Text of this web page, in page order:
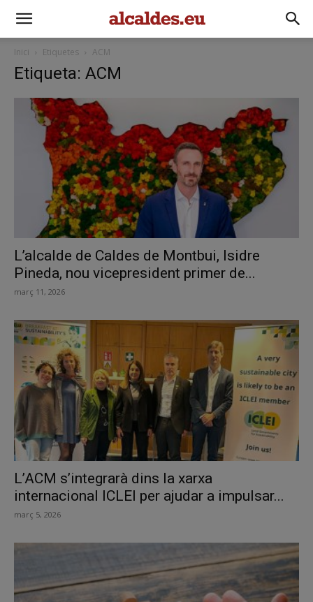
Inici Etiquetes ACM
Etiqueta: ACM
L’alcalde de Caldes de Montbui, Isidre
Pineda, nou vicepresident primer de...
març 11, 2026
L’ACM s’integrarà dins la xarxa
internacional ICLEI per ajudar a impulsar...
març 5, 2026